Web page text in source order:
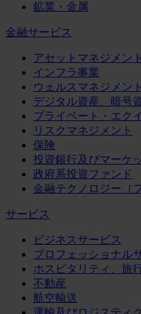
鉱業・金属
金融サービス
アセットマネジメント
インフラ事業
ウェルスマネジメント
デジタル資産、暗号
プライベート・エク
リスクマネジメント
保険
投資銀行及びマーケ
政府系投資ファンド
金融テクノロジー（
サービス
ビジネスサービス
プロフェッショナル
ホスピタリティ、旅
不動産
航空輸送